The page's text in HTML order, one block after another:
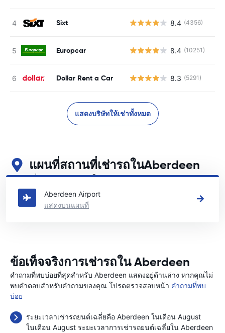
Sixt 8.4 (4356)
Europcar 8.4 (10251)
Dollar Rent a Car 8.3 (5291)
แสดงบริษัทให้เช่าทั้งหมด
แผนที่สถานที่เช่ารถในAberdeen
ดูสถานที่เช่ารถหลักของเราในAberdeen
Aberdeen Airport
แสดงบนแผนที่
ข้อเท็จจริงการเช่ารถใน Aberdeen
คำถามที่พบบ่อยที่สุดสำหรับ Aberdeen แสดงอยู่ด้านล่าง หากคุณไม่
พบคำตอบสำหรับคำถามของคุณ โปรดตรวจสอบหน้า คำถามที่พบ
บ่อย
ระยะเวลาเช่ารถยนต์เฉลี่ยคือ Aberdeen ในเดือน August
ในเดือน August ระยะเวลาการเช่ารถยนต์เฉลี่ยใน Aberdeen